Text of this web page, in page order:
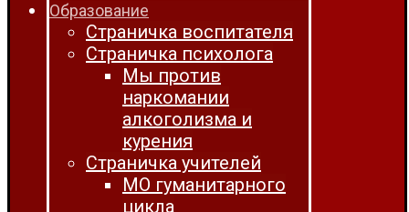
Образование
Страничка воспитателя
Страничка психолога
Мы против
наркомании
алкоголизма и
курения
Страничка учителей
МО гуманитарного
цикла